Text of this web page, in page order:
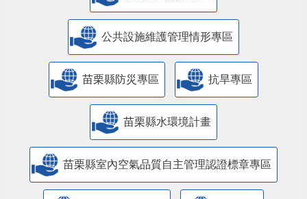
​公共設施維護管理情形專區
苗栗縣防災專區 抗旱專區
苗栗縣水環境計畫
苗栗縣室內空氣品質自主管理認證標章專區